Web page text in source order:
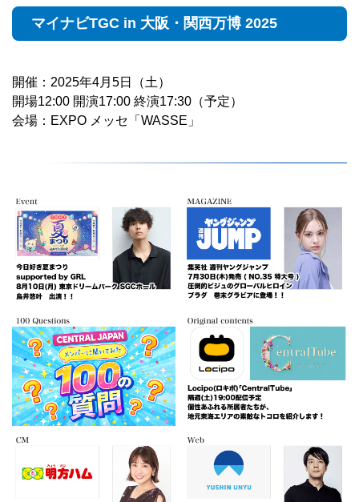
マイナビTGC in 大阪・関⻄万博 2025
開催：2025年4月5日（土）
開場12:00 開演17:00 終演17:30（予定）
会場：EXPO メッセ「WASSE」